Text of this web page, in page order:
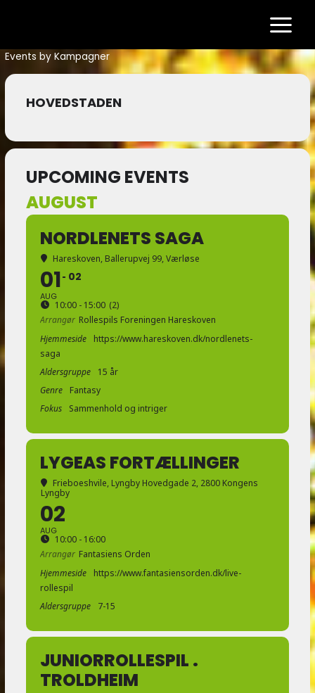
Events by Kampagner
HOVEDSTADEN
UPCOMING EVENTS
AUGUST
NORDLENETS SAGA
Hareskoven, Ballerupvej 99, Værløse
01
AUG
02
10:00 - 15:00 (2)
Arrangør Rollespils Foreningen Hareskoven
Hjemmeside
https://www.hareskoven.dk/nordlenets-
saga
Aldersgruppe
15 år
Genre
Fantasy
Fokus
Sammenhold og intriger
LYGEAS FORTÆLLINGER
Frieboeshvile, Lyngby Hovedgade 2, 2800 Kongens
Lyngby
02
AUG
10:00 - 16:00
Arrangør Fantasiens Orden
Hjemmeside
https://www.fantasiensorden.dk/live-
rollespil
Aldersgruppe
7-15
JUNIORROLLESPIL .
TROLDHEIM